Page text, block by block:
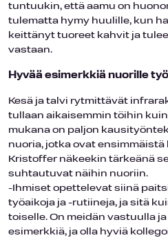
tuntuukin, että aamu on
tulematta hymy huulille, kun
keittänyt tuoreet kahvit ja
vastaan.
Hyvää esimerkkiä nuorille
Kesä ja talvi rytmittävät
tullaan aikaisemmin töihin
mukana on paljon
nuoria, jotka ovat ensimmäistä
Kristoffer näkeekin tärkeänä
suhtautuvat näihin nuoriin.
-Ihmiset opettelevat siinä
työaikoja ja -rutiineja, ja sitä
toiselle. On meidän vastuulla
esimerkkiä, ja olla hyviä